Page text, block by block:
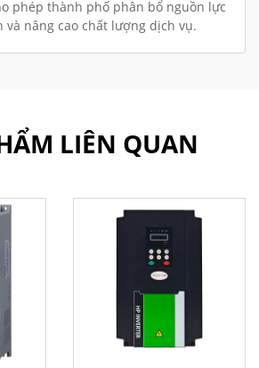
phép thành phố phân bổ nguồn lực
và nâng cao chất lượng dịch vụ.
LIÊN QUAN